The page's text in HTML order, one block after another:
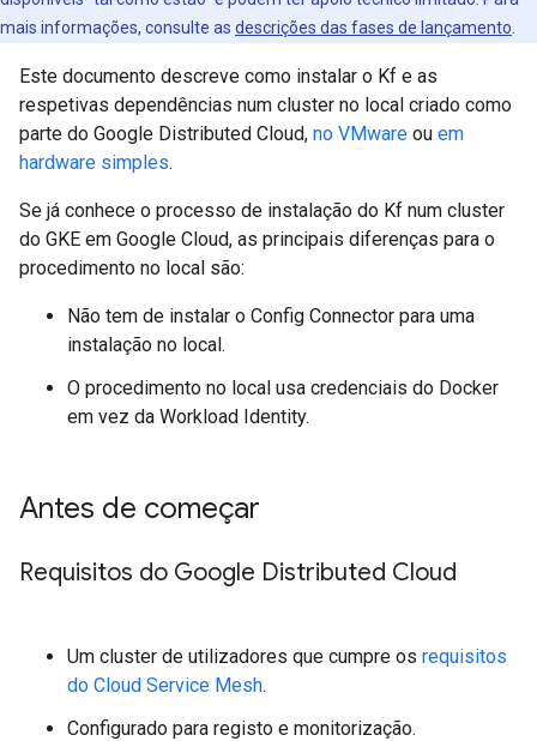
mais informações, consulte as descrições das fases de lançamento
Este documento descreve como instalar o Kf e as
respetivas dependências num cluster no local criado como
parte do Google Distributed Cloud, no VMware ou em
hardware simples.
Se já conhece o processo de instalação do Kf num cluster
do GKE em Google Cloud, as principais diferenças para o
procedimento no local são:
Não tem de instalar o Config Connector para uma
instalação no local.
O procedimento no local usa credenciais do Docker
em vez da Workload Identity.
Antes de começar
Requisitos do Google Distributed Cloud
Um cluster de utilizadores que cumpre os requisitos
do Cloud Service Mesh.
Configurado para registo e monitorização.